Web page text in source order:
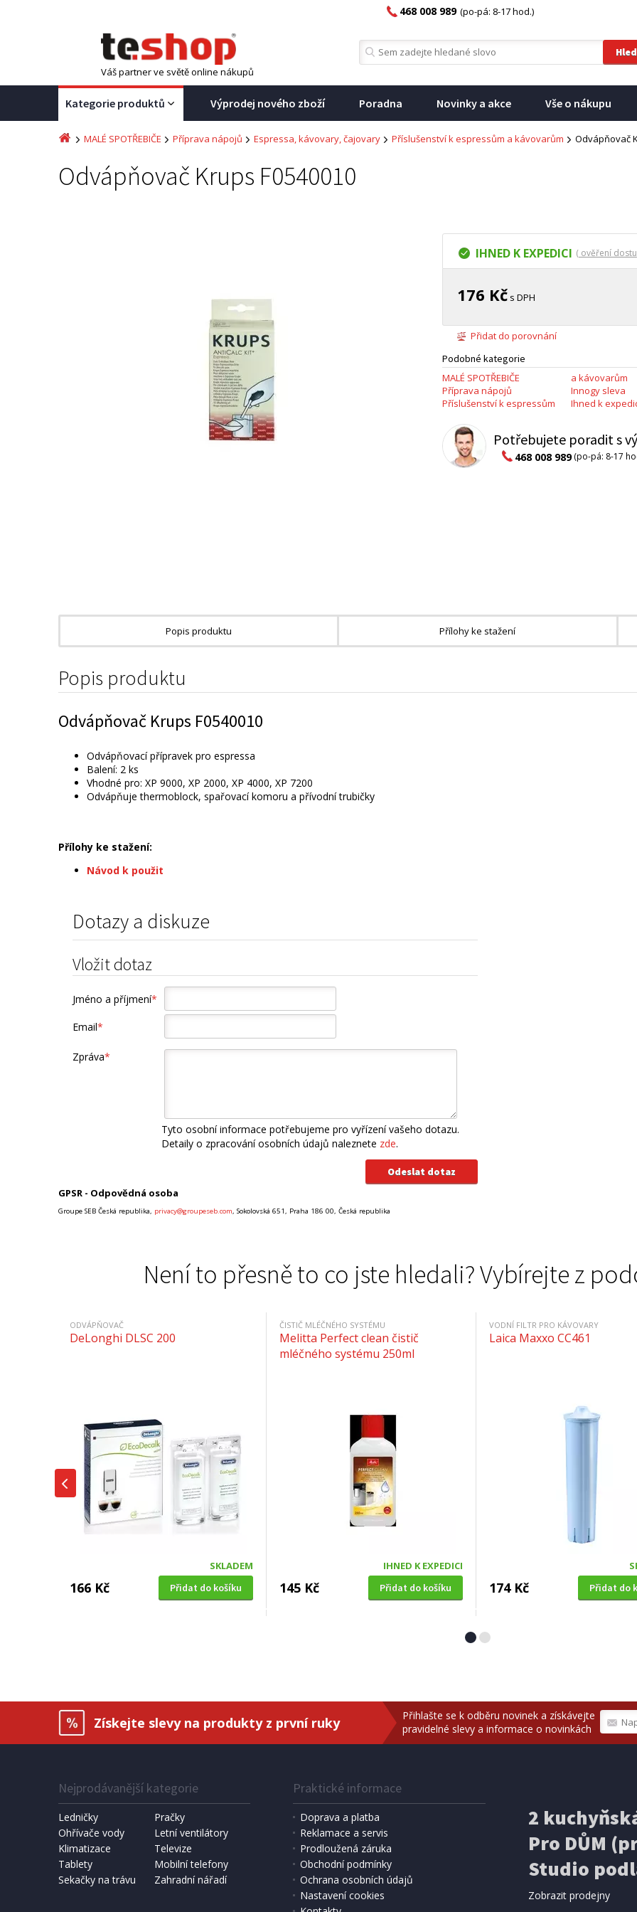
468 008 989 (po-pá: 8-17 hod.)
Váš partner ve světě online nákupů
Kategorie produktů Výprodej nového zboží Poradna Novinky a akce Vše o nákupu
MALÉ SPOTŘEBIČE Příprava nápojů Espressa, kávovary, čajovary Příslušenství k espressům a kávovarům Odvápňovač
Odvápňovač Krups F0540010
IHNED K EXPEDICI ( ověření
176 Kč s DPH
Přidat do porovnání
Podobné kategorie
MALÉ SPOTŘEBIČE
Příprava nápojů
Příslušenství k espressům
a kávovarům
Innogy sleva
Ihned k
Potřebujete poradit s
468 008 989(po-pá: 8-17
Popis produktu Přílohy ke stažení
Popis produktu
Odvápňovač Krups F0540010
Odvápňovací přípravek pro espressa
Balení: 2 ks
Vhodné pro: XP 9000, XP 2000, XP 4000, XP 7200
Odvápňuje thermoblock, spařovací komoru a přívodní trubičky
Přílohy ke stažení:
Návod k použit
Dotazy a diskuze
Vložit dotaz
Jméno a příjmení*
Email*
Zpráva*
Tyto osobní informace potřebujeme pro vyřízení vašeho dotazu.
Detaily o zpracování osobních údajů naleznete zde.
GPSR - Odpovědná osoba
Groupe SEB Česká republika, privacy@groupeseb.com, Sokolovská 651, Praha 186 00, Česká republika
Není to přesně to co jste hledali? Vybírejte z
ODVÁPŇOVAČ
DeLonghi DLSC 200
SKLADEM
166 Kč Přidat do košíku
ČISTIČ MLÉČNÉHO SYSTÉMU
Melitta Perfect clean čistič
mléčného systému 250ml
IHNED K EXPEDICI
145 Kč Přidat do košíku
VODNÍ FILTR PRO KÁVOVARY
Laica Maxxo CC461
174 Kč Přidat do
SKLADEM
174 Kč Přidat do košíku 192 Kč Přidat do košíku
Získejte slevy na produkty z první ruky
Přihlašte se k odběru novinek a získávejte
pravidelné slevy a informace o novinkách
Nejprodávanější kategorie
Ledničky
Pračky
Ohřívače vody
Letní ventilátory
Klimatizace
Televize
Tablety
Mobilní telefony
Sekačky na trávu
Zahradní nářadí
Praktické informace
Doprava a platba
Reklamace a servis
Prodloužená záruka
Obchodní podmínky
Ochrana osobních údajů
Nastavení cookies
2
Pro DŮM
Studio
Zobrazit prodejny